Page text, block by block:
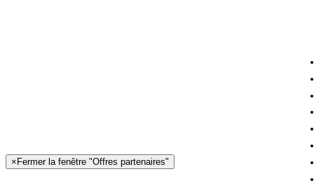
× Fermer la fenêtre "Offres partenaires"